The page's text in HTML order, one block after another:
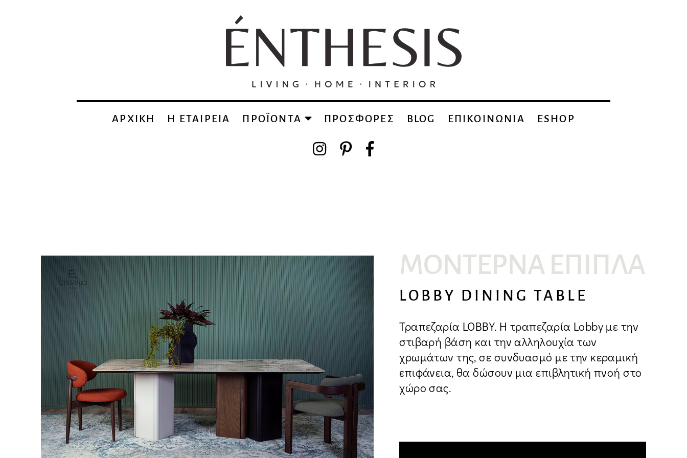
ΑΡΧΙΚΗ Η EΤΑΙΡΕΙΑ ΠΡΟΪΟΝΤΑ ΠΡΟΣΦΟΡΕΣ BLOG ΕΠΙΚΟΙΝΩΝΙΑ ESHOP
ΜΟΝΤΈΡΝΑ ΈΠΙΠΛΑ
LOBBY DINING TABLE
Τραπεζαρία LOBBY. Η τραπεζαρία Lobby με την
στιβαρή βάση και την αλληλουχία των
χρωμάτων της, σε συνδυασμό με την κεραμική
επιφάνεια, θα δώσουν μια επιβλητική πνοή στο
χώρο σας.
Ονοματεπώνυμο*
Email*
Μήνυμα*